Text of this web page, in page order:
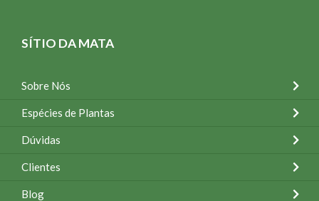
SÍTIO DA MATA
Sobre Nós
Espécies de Plantas
Dúvidas
Clientes
Blog